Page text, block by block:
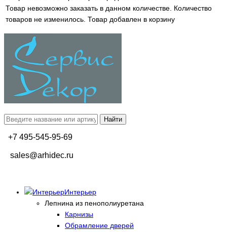
Товар невозможно заказать в данном количестве. Количество
товаров не изменилось. Товар добавлен в корзину
+7 495-545-95-69
sales@arhidec.ru
Интерьер
Лепнина из пенополиуретана
Карнизы
Обрамление дверей